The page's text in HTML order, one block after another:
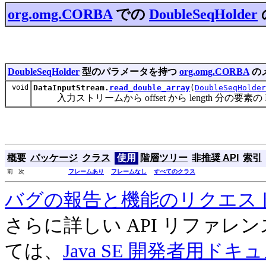
org.omg.CORBA での DoubleSeqHolder
DoubleSeqHolder 型のパラメータを持つ org.omg.CORBA の
void DataInputStream. read_double_array( DoubleSeqHolder
入力ストリームから offset から length 分の要素の
概要 パッケージ クラス 使用 階層ツリー 非推奨 API 索引
前 次 フレームあり フレームなし すべてのクラス
バグの報告と機能のリクエス
さらに詳しい API リファレ
ては、 Java SE 開発者用ドキ